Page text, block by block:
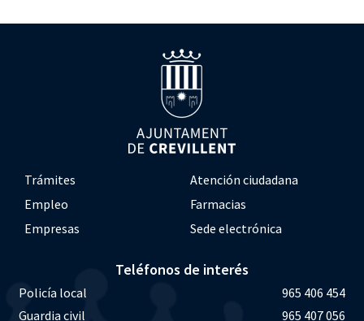
Trámites
Atención ciudadana
Empleo
Farmacias
Empresas
Sede electrónica
Teléfonos de interés
Policía local
965 406 454
Guardia civil
965 407 056